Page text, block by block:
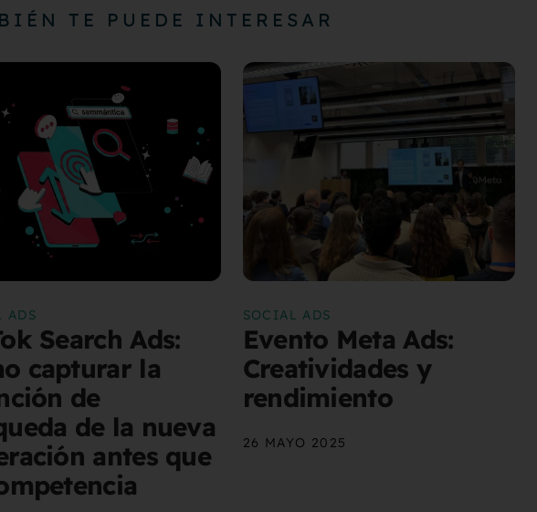
TE PUEDE INTERESAR
ADS
Search Ads:
capturar la
de
de la nueva
antes que
SOCIAL ADS
Evento Meta Ads:
Creatividades y
rendimiento
26 MAYO 2025